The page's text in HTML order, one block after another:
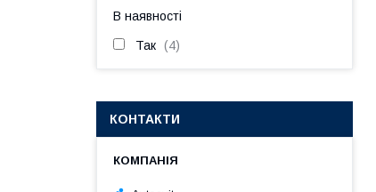
В наявності
Так 4
КОНТАКТИ